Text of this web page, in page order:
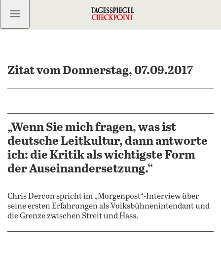
Kostenlos anmelden
Zitat vom Donnerstag, 07.09.2017
„Wenn Sie mich fragen, was ist
deutsche Leitkultur, dann antworte
ich: die Kritik als wichtigste Form
der Auseinandersetzung.“
Chris Dercon spricht im „Morgenpost“-Interview über
seine ersten Erfahrungen als Volksbühnenintendant und
die Grenze zwischen Streit und Hass.